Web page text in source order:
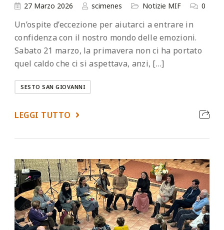
27 Marzo 2026 scimenes Notizie MIF 0
Un’ospite d’eccezione per aiutarci a entrare in
confidenza con il nostro mondo delle emozioni.
Sabato 21 marzo, la primavera non ci ha portato
quel caldo che ci si aspettava, anzi, […]
SESTO SAN GIOVANNI
LEGGI TUTTO